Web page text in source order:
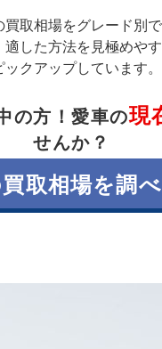
取相場をグレード別
した方法を見極めや
クアップしています。
の方！愛車の現
せんか？
取相場を調